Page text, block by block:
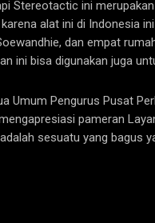
Stereotactic ini
karena alat ini di Indonesia
dan empat
ini bisa digunakan juga
Umum Pengurus Pusat
pameran
sesuatu yang bagus